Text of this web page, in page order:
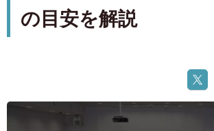
の目安を解説